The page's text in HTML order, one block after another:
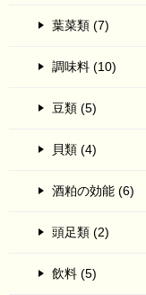
葉菜類 (7)
調味料 (10)
豆類 (5)
貝類 (4)
酒粕の効能 (6)
頭足類 (2)
飲料 (5)